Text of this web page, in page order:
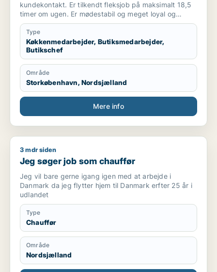
kundekontakt. Er tilkendt fleksjob på maksimalt 18,5
timer om ugen. Er mødestabil og meget loyal og
tillidsfuld. Duer ikke til at gå hjemme - trives godt med
de fleste.
Type
Køkkenmedarbejder, Butiksmedarbejder,
Butikschef
Område
Storkøbenhavn, Nordsjælland
Mere info
Jeg søger job som chauffør
3 mdr siden
Jeg søger job som chauffør
Jeg vil bare gerne igang igen med at arbejde i
Danmark da jeg flytter hjem til Danmark erfter 25 år i
udlandet
Type
Chauffør
Område
Nordsjælland